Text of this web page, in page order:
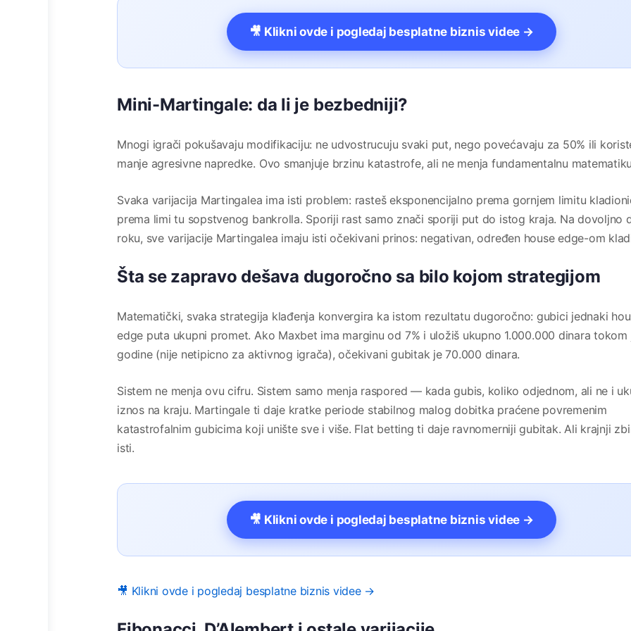
🎥 Klikni ovde i pogledaj besplatne biznis videe →
Mini-Martingale: da li je bezbedniji?
Mnogi igrači pokušavaju modifikaciju: ne udvostrucuju svaki put, nego povećavaju za 50% ili
manje agresivne napredke. Ovo smanjuje brzinu katastrofe, ali ne menja fundamentalnu
Svaka varijacija Martingalea ima isti problem: rasteš eksponencijalno prema gornjem limitu
prema limi tu sopstvenog bankrolla. Sporiji rast samo znači sporiji put do istog kraja. Na dovoljno
roku, sve varijacije Martingalea imaju isti očekivani prinos: negativan, određen house edge-om
Šta se zapravo dešava dugoročno sa bilo kojom strategijom
Matematički, svaka strategija klađenja konvergira ka istom rezultatu dugoročno: gubici jednaki
edge puta ukupni promet. Ako Maxbet ima marginu od 7% i uložiš ukupno 1.000.000 dinara tokom
godine (nije netipicno za aktivnog igrača), očekivani gubitak je 70.000 dinara.
Sistem ne menja ovu cifru. Sistem samo menja raspored — kada gubis, koliko odjednom, ali ne i
iznos na kraju. Martingale ti daje kratke periode stabilnog malog dobitka praćene povremenim
katastrofalnim gubicima koji unište sve i više. Flat betting ti daje ravnomerniji gubitak. Ali krajnji
isti.
🎥 Klikni ovde i pogledaj besplatne biznis videe →
🎥 Klikni ovde i pogledaj besplatne biznis videe →